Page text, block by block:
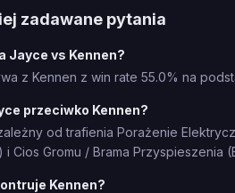
zadawane pytania
Jayce vs Kennen?
z Kennen z win rate 55.0% na
przeciwko Kennen?
od trafienia Porażenie
i Cios Gromu / Brama Przyspieszenia
Kennen?